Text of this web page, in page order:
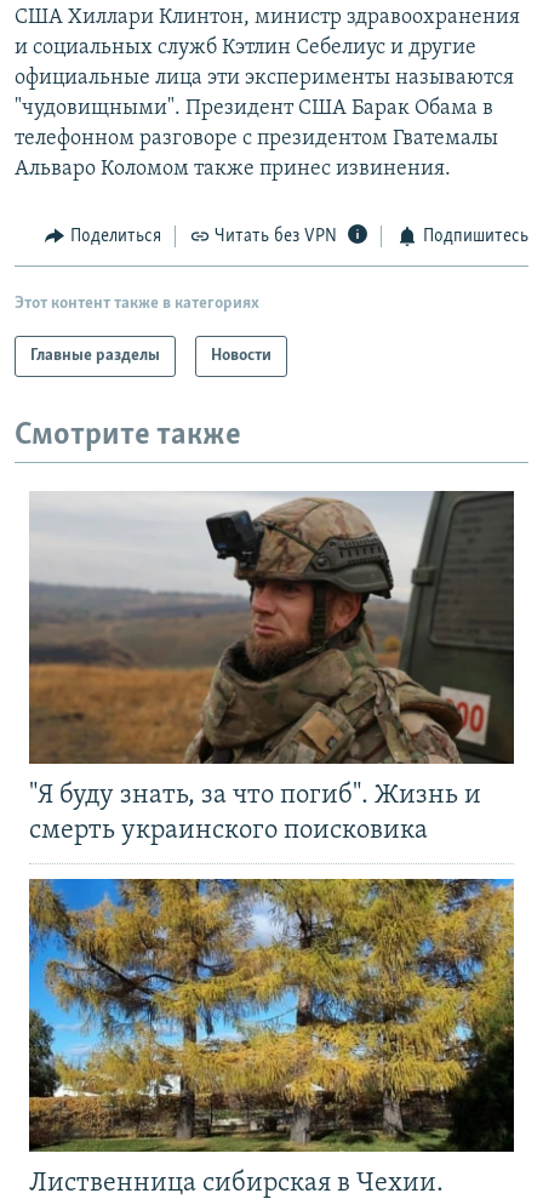
Все сайты РСЕ/РС
США Хиллари Клинтон, министр здравоохранения
и социальных служб Кэтлин Себелиус и другие
официальные лица эти эксперименты называются
"чудовищными". Президент США Барак Обама в
телефонном разговоре с президентом Гватемалы
Альваро Коломом также принес извинения.
Поделиться Читать без VPN Подпишитесь
Этот контент также в категориях
Главные разделы Новости
Смотрите также
"Я буду знать, за что погиб". Жизнь и
смерть украинского поисковика
Лиственница сибирская в Чехии.